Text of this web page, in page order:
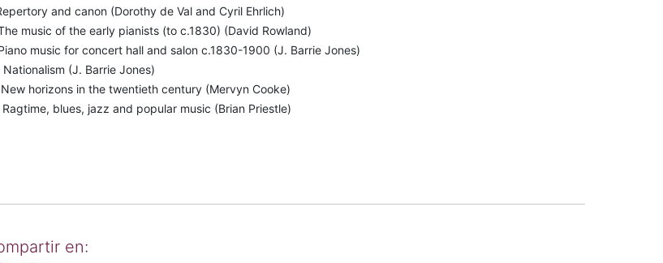
and canon (Dorothy de Val and Cyril Ehrlich)
music of the early pianists (to c.1830) (David Rowland)
music for concert hall and salon c.1830-1900 (J. Barrie Jones)
Nationalism (J. Barrie Jones)
New horizons in the twentieth century (Mervyn Cooke)
Ragtime, blues, jazz and popular music (Brian Priestle)
en: